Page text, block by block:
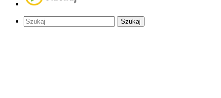
Szukaj